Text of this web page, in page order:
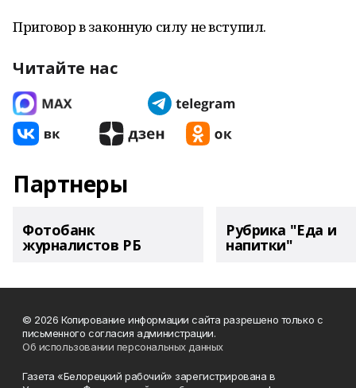
Приговор в законную силу не вступил.
Читайте нас
Партнеры
Фотобанк
журналистов РБ
Рубрика "Еда и
напитки"
© 2026 Копирование информации сайта разрешено только с
письменного согласия администрации.
Об использовании персональных данных
Газета «Белорецкий рабочий» зарегистрирована в